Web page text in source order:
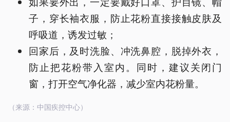
子，穿长袖衣服，防止花粉直接接触皮肤及
呼吸道，诱发过敏；
回家后，及时洗脸、冲洗鼻腔，脱掉外衣，
防止把花粉带入室内。同时，建议关闭门
窗，打开空气净化器，减少室内花粉量。
（来源：中国疾控中心）